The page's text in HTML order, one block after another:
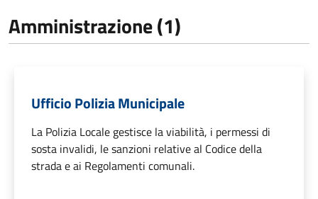
Amministrazione (1)
Ufficio Polizia Municipale
La Polizia Locale gestisce la viabilità, i permessi di
sosta invalidi, le sanzioni relative al Codice della
strada e ai Regolamenti comunali.